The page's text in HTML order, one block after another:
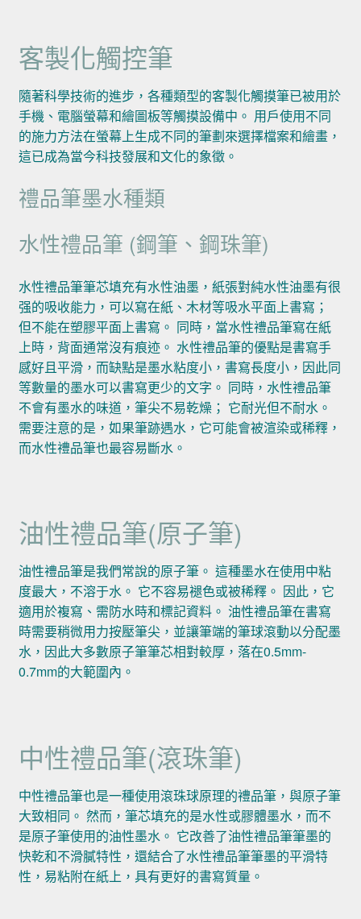
客製化觸控筆
隨著科學技術的進步，各種類型的客製化觸摸筆已被用於
手機、電腦螢幕和繪圖板等觸摸設備中。 用戶使用不同
的施力方法在螢幕上生成不同的筆劃來選擇檔案和繪畫，
這已成為當今科技發展和文化的象徵。
禮品筆墨水種類
水性禮品筆 (鋼筆、鋼珠筆)
水性禮品筆筆芯填充有水性油墨，紙張對純水性油墨有很
强的吸收能力，可以寫在紙、木材等吸水平面上書寫；
但不能在塑膠平面上書寫。 同時，當水性禮品筆寫在紙
上時，背面通常沒有痕迹。 水性禮品筆的優點是書寫手
感好且平滑，而缺點是墨水粘度小，書寫長度小，因此同
等數量的墨水可以書寫更少的文字。 同時，水性禮品筆
不會有墨水的味道，筆尖不易乾燥； 它耐光但不耐水。
需要注意的是，如果筆跡遇水，它可能會被渲染或稀釋，
而水性禮品筆也最容易斷水。
油性禮品筆(原子筆)
油性禮品筆是我們常說的原子筆。 這種墨水在使用中粘
度最大，不溶于水。 它不容易褪色或被稀釋。 因此，它
適用於複寫、需防水時和標記資料。 油性禮品筆在書寫
時需要稍微用力按壓筆尖，並讓筆端的筆球滾動以分配墨
水，因此大多數原子筆筆芯相對較厚，落在0.5mm-
0.7mm的大範圍內。
中性禮品筆(滾珠筆)
中性禮品筆也是一種使用滾珠球原理的禮品筆，與原子筆
大致相同。 然而，筆芯填充的是水性或膠體墨水，而不
是原子筆使用的油性墨水。 它改善了油性禮品筆筆墨的
快乾和不滑膩特性，還結合了水性禮品筆筆墨的平滑特
性，易粘附在紙上，具有更好的書寫質量。